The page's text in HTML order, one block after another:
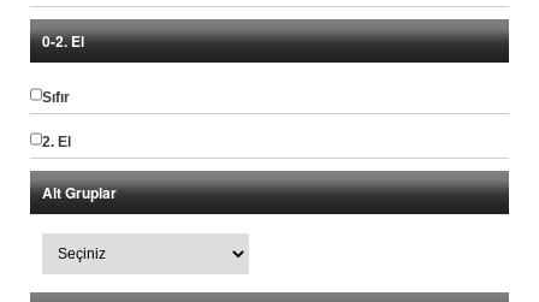
0-2. El
Sıfır
2. El
Alt Gruplar